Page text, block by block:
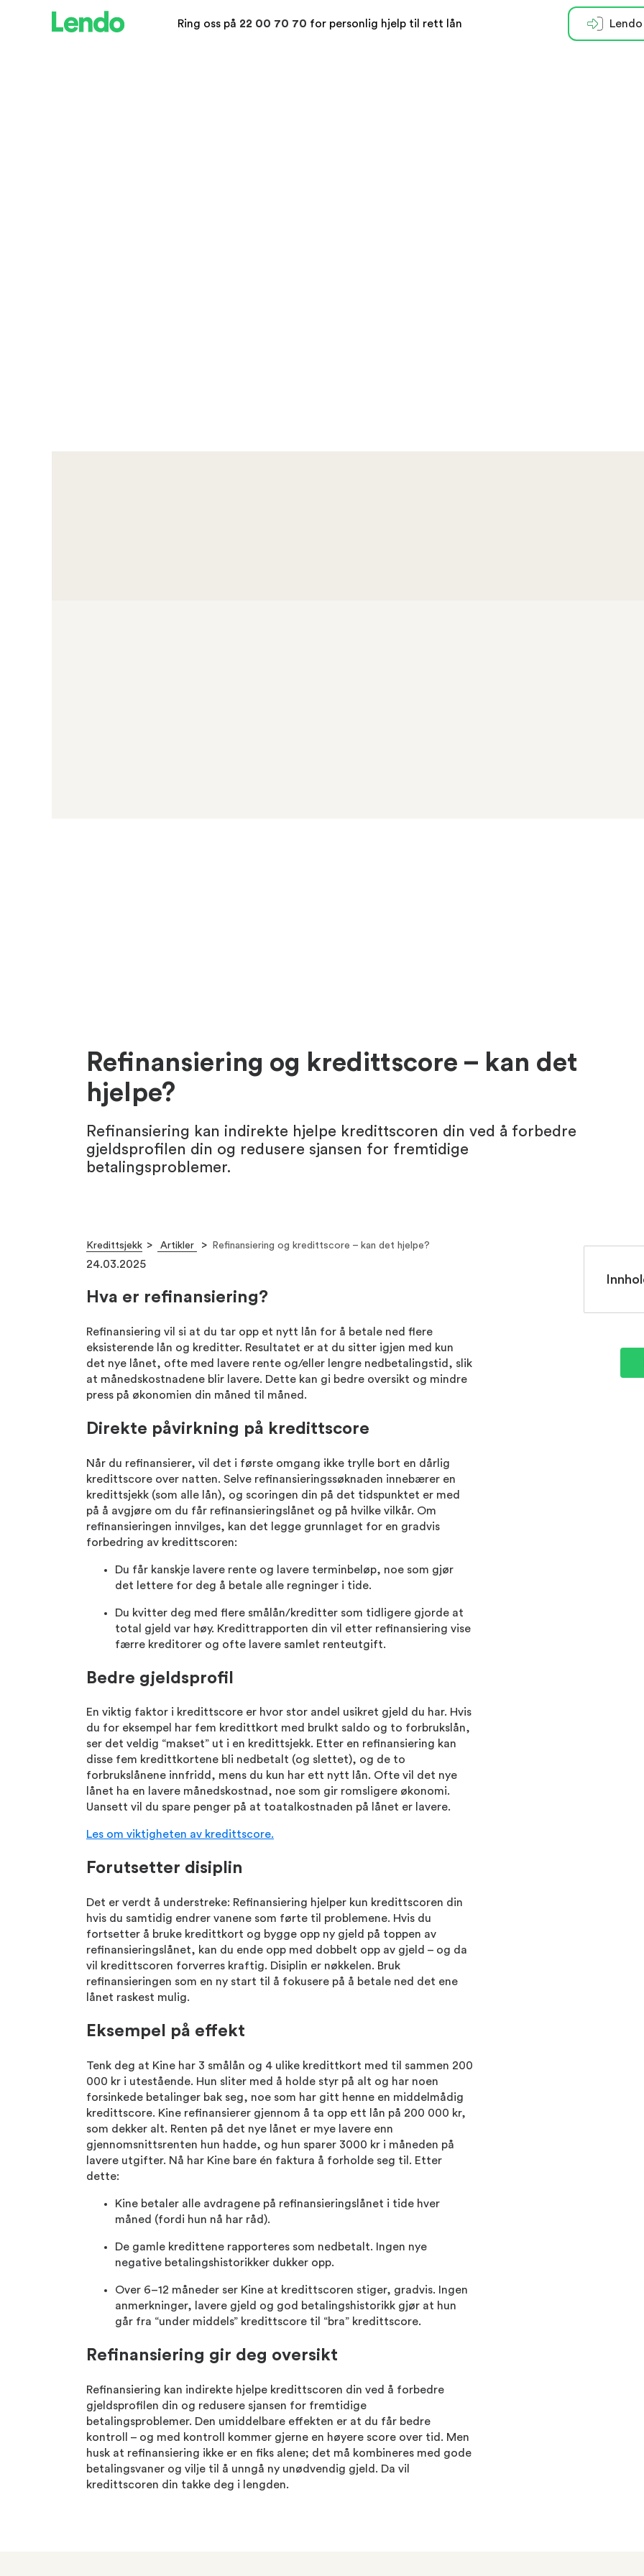
Ring oss på 22 00 70 70 for personlig hjelp til rett lån
Refinansiering og kredittscore – kan det
hjelpe?
Refinansiering kan indirekte hjelpe kredittscoren din ved å forbedre
gjeldsprofilen din og redusere sjansen for fremtidige
betalingsproblemer.
Kredittsjekk Artikler Refinansiering og kredittscore – kan det hjelpe?
24.03.2025
Hva er refinansiering?
Refinansiering vil si at du tar opp et nytt lån for å betale ned flere
eksisterende lån og kreditter. Resultatet er at du sitter igjen med kun
det nye lånet, ofte med lavere rente og/eller lengre nedbetalingstid, slik
at månedskostnadene blir lavere. Dette kan gi bedre oversikt og mindre
press på økonomien din måned til måned.
Direkte påvirkning på kredittscore
Når du refinansierer, vil det i første omgang ikke trylle bort en dårlig
kredittscore over natten. Selve refinansieringssøknaden innebærer en
kredittsjekk (som alle lån), og scoringen din på det tidspunktet er med
på å avgjøre om du får refinansieringslånet og på hvilke vilkår. Om
refinansieringen innvilges, kan det legge grunnlaget for en gradvis
forbedring av kredittscoren:
Du får kanskje lavere rente og lavere terminbeløp, noe som gjør
det lettere for deg å betale alle regninger i tide.
Du kvitter deg med flere smålån/kreditter som tidligere gjorde at
total gjeld var høy. Kredittrapporten din vil etter refinansiering vise
færre kreditorer og ofte lavere samlet renteutgift.
Bedre gjeldsprofil
En viktig faktor i kredittscore er hvor stor andel usikret gjeld du har. Hvis
du for eksempel har fem kredittkort med brulkt saldo og to forbrukslån,
ser det veldig “makset” ut i en kredittsjekk. Etter en refinansiering kan
disse fem kredittkortene bli nedbetalt (og slettet), og de to
forbrukslånene innfridd, mens du kun har ett nytt lån. Ofte vil det nye
lånet ha en lavere månedskostnad, noe som gir romsligere økonomi.
Uansett vil du spare penger på at toatalkostnaden på lånet er lavere.
Les om viktigheten av kredittscore.
Forutsetter disiplin
Det er verdt å understreke: Refinansiering hjelper kun kredittscoren din
hvis du samtidig endrer vanene som førte til problemene. Hvis du
fortsetter å bruke kredittkort og bygge opp ny gjeld på toppen av
refinansieringslånet, kan du ende opp med dobbelt opp av gjeld – og da
vil kredittscoren forverres kraftig. Disiplin er nøkkelen. Bruk
refinansieringen som en ny start til å fokusere på å betale ned det ene
lånet raskest mulig.
Eksempel på effekt
Tenk deg at Kine har 3 smålån og 4 ulike kredittkort med til sammen 200
000 kr i utestående. Hun sliter med å holde styr på alt og har noen
forsinkede betalinger bak seg, noe som har gitt henne en middelmådig
kredittscore. Kine refinansierer gjennom å ta opp ett lån på 200 000 kr,
som dekker alt. Renten på det nye lånet er mye lavere enn
gjennomsnittsrenten hun hadde, og hun sparer 3000 kr i måneden på
lavere utgifter. Nå har Kine bare én faktura å forholde seg til. Etter
dette:
Kine betaler alle avdragene på refinansieringslånet i tide hver
måned (fordi hun nå har råd).
De gamle kredittene rapporteres som nedbetalt. Ingen nye
negative betalingshistorikker dukker opp.
Over 6–12 måneder ser Kine at kredittscoren stiger, gradvis. Ingen
anmerkninger, lavere gjeld og god betalingshistorikk gjør at hun
går fra “under middels” kredittscore til “bra” kredittscore.
Refinansiering gir deg oversikt
Refinansiering kan indirekte hjelpe kredittscoren din ved å forbedre
gjeldsprofilen din og redusere sjansen for fremtidige
betalingsproblemer. Den umiddelbare effekten er at du får bedre
kontroll – og med kontroll kommer gjerne en høyere score over tid. Men
husk at refinansiering ikke er en fiks alene; det må kombineres med gode
betalingsvaner og vilje til å unngå ny unødvendig gjeld. Da vil
kredittscoren din takke deg i lengden.